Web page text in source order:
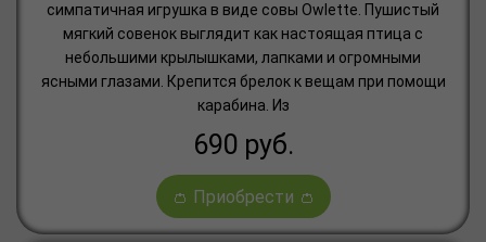
симпатичная игрушка в виде совы Owlette. Пушистый
мягкий совенок выглядит как настоящая птица с
небольшими крылышками, лапками и огромными
ясными глазами. Крепится брелок к вещам при помощи
карабина. Из
690 руб.
👛 Приобрести 👛